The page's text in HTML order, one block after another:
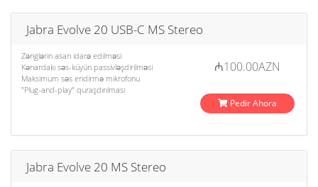
Jabra Evolve 20 USB-C MS Stereo
Zənglərin asan idarə edilməsi
Kənardakı səs-küyün passivləşdirilməsi
Maksimum səs endirmə mikrofonu
"Plug-and-play" quraşdırılması
₼100.00AZN
Pedir Ahora
Jabra Evolve 20 MS Stereo